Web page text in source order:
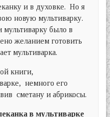
и в духовке. Но я
новую мультиварку.
было в
желанием готовить
мультиварка.
книги,
немного его
сметану и абрикосы.
в мультиварке